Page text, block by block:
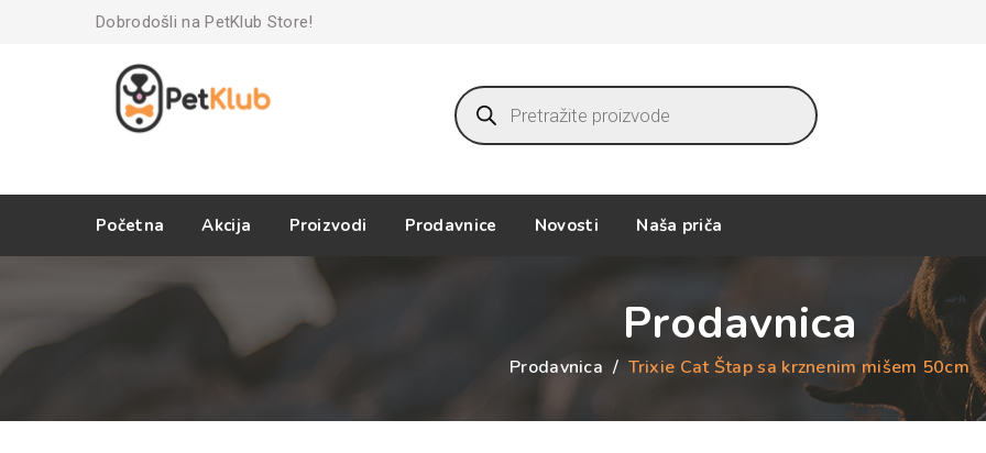
Dobrodošli na PetKlub Store!
Products
search
Početna Akcija Proizvodi Prodavnice Novosti Naša priča
Prodavnica
Prodavnica / Trixie Cat Štap sa krznenim mišem 50cm